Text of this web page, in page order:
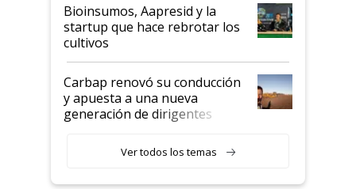
Bioinsumos, Aapresid y la
startup que hace rebrotar los
cultivos
Carbap renovó su conducción
y apuesta a una nueva
generación de dirigentes
Ver todos los temas